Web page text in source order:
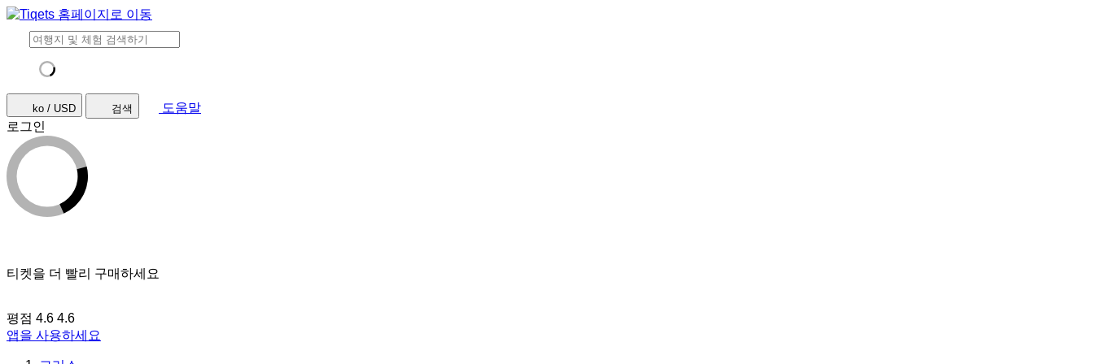
ko / USD 검색
도움말
로그인
티켓을 더 빨리 구매하세요
평점 4.6 4.6
앱을 사용하세요